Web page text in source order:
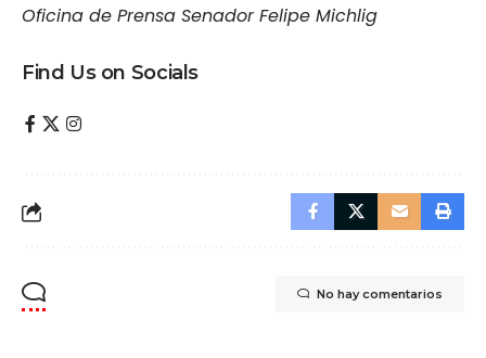
Oficina de Prensa Senador Felipe Michlig
Find Us on Socials
No hay comentarios